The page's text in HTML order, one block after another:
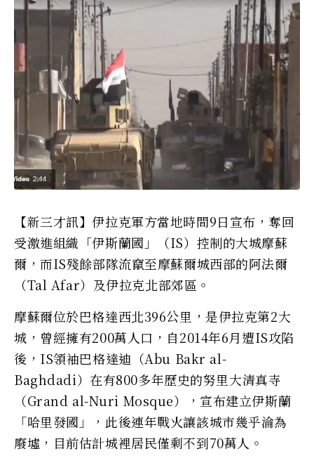
【新三才訊】伊拉克軍方當地時間9日宣布，奪回
受激進組織「伊斯蘭國」（IS）控制的大城摩蘇
爾，而IS殘餘部隊流竄至摩蘇爾城西部的阿法爾
（Tal Afar）及伊拉克北部郊區。
摩蘇爾位於巴格達西北396公里，是伊拉克第2大
城，曾經擁有200萬人口，自2014年6月遭IS攻陷
後，IS領袖巴格達迪（Abu Bakr al-
Baghdadi）在有800多年歷史的努里大清真寺
（Grand al-Nuri Mosque），宣布建立伊斯蘭
「哈里發國」，此後連年戰火讓該城市幾乎淪為
廢墟，目前估計城裡居民僅剩不到70萬人。